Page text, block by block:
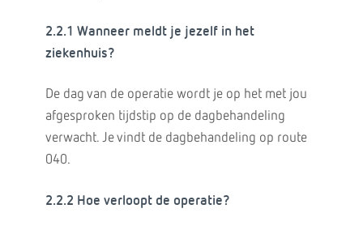
2.2.1 Wanneer meldt je jezelf in het
ziekenhuis?
De dag van de operatie wordt je op het met jou
afgesproken tijdstip op de dagbehandeling
verwacht. Je vindt de dagbehandeling op route
040.
2.2.2 Hoe verloopt de operatie?